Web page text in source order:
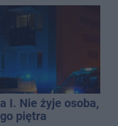
I. Nie żyje osoba,
piętra